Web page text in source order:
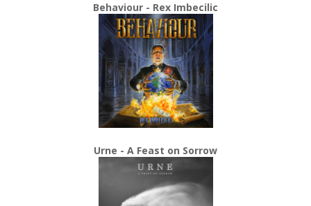
Behaviour - Rex Imbecilic
Urne - A Feast on Sorrow